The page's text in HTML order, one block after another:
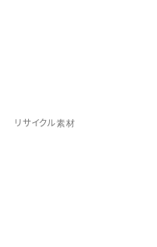
リサイクル素材